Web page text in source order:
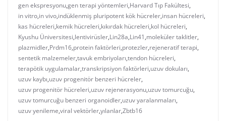
gen ekspresyonu,gen terapi yöntemleri,Harvard Tıp Fakültesi,
in vitro,in vivo,indüklenmiş pluripotent kök hücreler,insan hücreleri,
kas hücreleri,kemik hücreleri,kıkırdak hücreleri,kol hücreleri,
Kyushu Üniversitesi,lentivirüsler,Lin28a,Lin41,moleküler taklitler,
plazmidler,Prdm16,protein faktörleri,protezler,rejeneratif terapi,
sentetik malzemeler,tavuk embriyoları,tendon hücreleri,
terapötik uygulamalar,transkripsiyon faktörleri,uzuv dokuları,
uzuv kaybı,uzuv progenitör benzeri hücreler,
uzuv progenitör hücreleri,uzuv rejenerasyonu,uzuv tomurcuğu,
uzuv tomurcuğu benzeri organoidler,uzuv yaralanmaları,
uzuv yenileme,viral vektörler,yılanlar,Zbtb16